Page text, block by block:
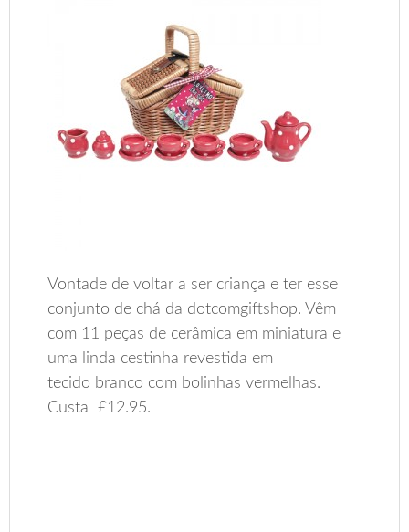
Vontade de voltar a ser criança e ter esse
conjunto de chá da dotcomgiftshop. Vêm
com 11 peças de cerâmica em miniatura e
uma linda cestinha revestida em
tecido branco com bolinhas vermelhas.
Custa £12.95.